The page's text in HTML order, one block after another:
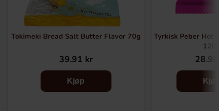
Tokimeki Bread Salt Butter Flavor 70g
39.91 kr
Kjøp
Tyrkisk Peber Hot